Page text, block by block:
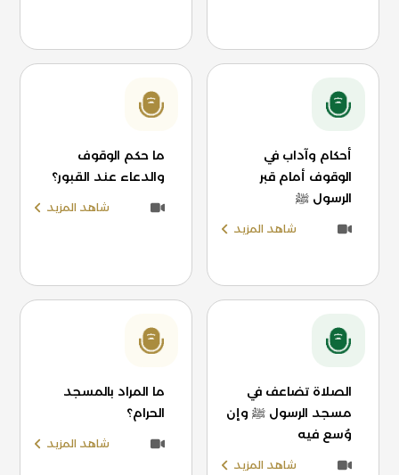
أحكام وآداب في
الوقوف أمام قبر
الرسول ﷺ
شاهد المزيد
ما حكم الوقوف
والدعاء عند القبور؟
شاهد المزيد
الصلاة تضاعف في
مسجد الرسول ﷺ وإن
وُسع فيه
شاهد المزيد
ما المراد بالمسجد
الحرام؟
شاهد المزيد